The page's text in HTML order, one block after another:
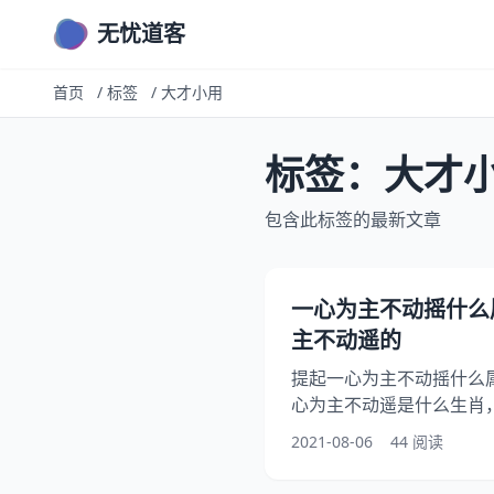
无忧道客
首页 / 标签 / 大才小用
标签：大才
包含此标签的最新文章
一心为主不动摇什
主不动遥的
提起一心为主不动摇什么
心为主不动遥是什么生肖
二三七,一心为主不动摇是
是怎么回事？其实哎哟
2021-08-06 44 阅读